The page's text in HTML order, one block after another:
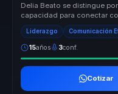
Delia Beato se distingue
capacidad para conectar
valor radica en su...
Liderazgo Comunicación
15años 3conf.
Cotizar